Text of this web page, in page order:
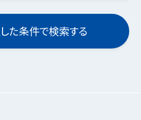
た条件で検索する